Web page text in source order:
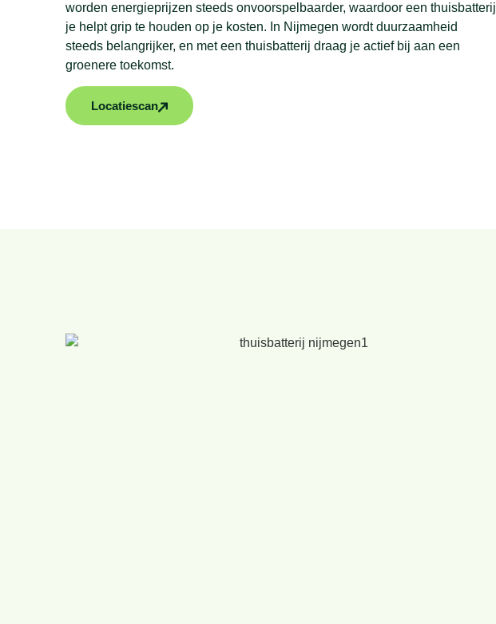
worden energieprijzen steeds onvoorspelbaarder, waardoor een thuisbatterij
je helpt grip te houden op je kosten. In Nijmegen wordt duurzaamheid
steeds belangrijker, en met een thuisbatterij draag je actief bij aan een
groenere toekomst.
Locatiescan